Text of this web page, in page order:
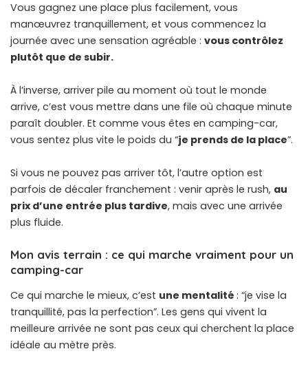
Vous gagnez une place plus facilement, vous
manœuvrez tranquillement, et vous commencez la
journée avec une sensation agréable : vous contrôlez
plutôt que de subir.
À l’inverse, arriver pile au moment où tout le monde
arrive, c’est vous mettre dans une file où chaque minute
paraît doubler. Et comme vous êtes en camping-car,
vous sentez plus vite le poids du “je prends de la place”.
Si vous ne pouvez pas arriver tôt, l’autre option est
parfois de décaler franchement : venir après le rush, au
prix d’une entrée plus tardive, mais avec une arrivée
plus fluide.
Mon avis terrain : ce qui marche vraiment pour un
camping-car
Ce qui marche le mieux, c’est une mentalité : “je vise la
tranquillité, pas la perfection”. Les gens qui vivent la
meilleure arrivée ne sont pas ceux qui cherchent la place
idéale au mètre près.